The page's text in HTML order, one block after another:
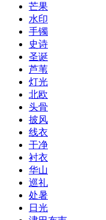
芒果
水印
手镯
史诗
圣诞
芦苇
灯光
北欧
头骨
披风
线衣
干净
衬衣
华山
巡礼
处暑
日光